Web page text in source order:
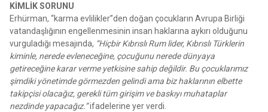
KİMLİK SORUNU
Erhürman, “karma evlilikler”den doğan çocukların Avrupa Birliği
vatandaşlığının engellenmesinin insan haklarına aykırı olduğunu
vurguladığı mesajında, “Hiçbir Kıbrıslı Rum lider, Kıbrıslı Türklerin
kiminle, nerede evleneceğine, çocuğunu nerede dünyaya
getireceğine karar verme yetkisine sahip değildir. Bu çocuklarımız
şimdiki yönetimde görmezden gelindi ama biz haklarının elbette
takipçisi olacağız, gerekli tüm girişim ve baskıyı muhataplar
nezdinde yapacağız.”ifadelerine yer verdi.